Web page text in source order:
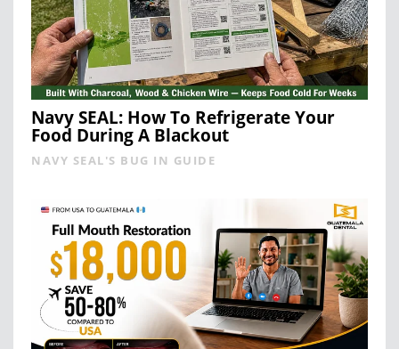
Navy SEAL: How To Refrigerate Your
Food During A Blackout
NAVY SEAL'S BUG IN GUIDE